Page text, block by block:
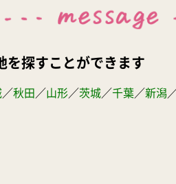
探すことができます
／秋田 ／山形／茨城／千葉／新潟